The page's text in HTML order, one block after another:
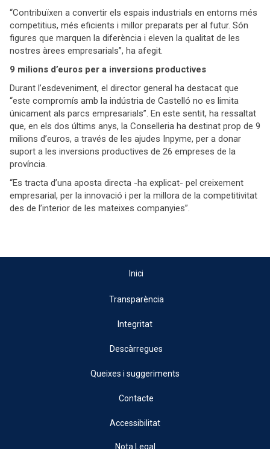
“Contribuïxen a convertir els espais industrials en entorns més
competitius, més eficients i millor preparats per al futur. Són
figures que marquen la diferència i eleven la qualitat de les
nostres àrees empresarials”, ha afegit.
9 milions d’euros per a inversions productives
Durant l’esdeveniment, el director general ha destacat que
“este compromís amb la indústria de Castelló no es limita
únicament als parcs empresarials”. En este sentit, ha ressaltat
que, en els dos últims anys, la Conselleria ha destinat prop de 9
milions d’euros, a través de les ajudes Inpyme, per a donar
suport a les inversions productives de 26 empreses de la
província.
“Es tracta d’una aposta directa -ha explicat- pel creixement
empresarial, per la innovació i per la millora de la competitivitat
des de l’interior de les mateixes companyies”.
Inici
Transparència
Integritat
Descàrregues
Queixes i suggeriments
Contacte
Accessibilitat
Nota Legal